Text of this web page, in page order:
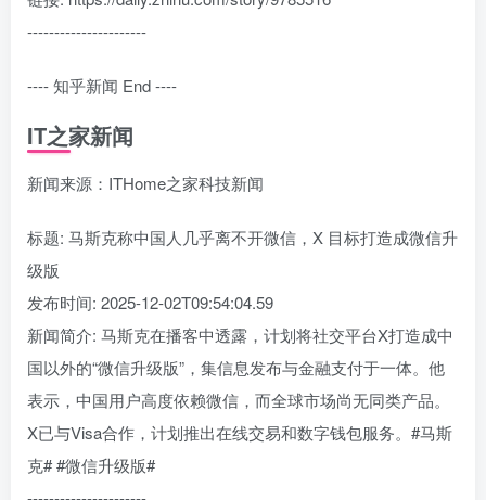
----------------------
---- 知乎新闻 End ----
IT之家新闻
新闻来源：ITHome之家科技新闻
标题: 马斯克称中国人几乎离不开微信，X 目标打造成微信升
级版
发布时间: 2025-12-02T09:54:04.59
新闻简介: 马斯克在播客中透露，计划将社交平台X打造成中
国以外的“微信升级版”，集信息发布与金融支付于一体。他
表示，中国用户高度依赖微信，而全球市场尚无同类产品。
X已与Visa合作，计划推出在线交易和数字钱包服务。#马斯
克# #微信升级版#